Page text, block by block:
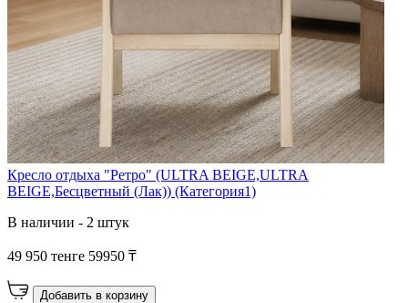
Кресло отдыха "Ретро" (ULTRA BEIGE,ULTRA
BEIGE,Бесцветный (Лак)) (Категория1)
В наличии - 2 штук
49 950 тенге 59950 ₸
Добавить в корзину